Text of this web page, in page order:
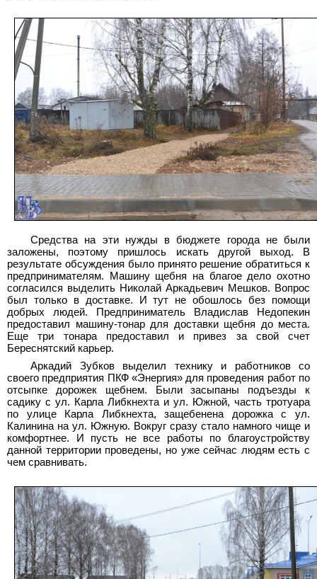
Средства на эти нужды в бюджете города не были
заложены, поэтому пришлось искать другой выход. В
результате обсуждения было принято решение обратиться к
предпринимателям. Машину щебня на благое дело охотно
согласился выделить Николай Аркадьевич Мешков. Вопрос
был только в доставке. И тут не обошлось без помощи
добрых людей. Предприниматель Владислав Недопекин
предоставил машину-тонар для доставки щебня до места.
Еще три тонара предоставил и привез за свой счет
Береснятский карьер.
Аркадий Зубков выделил технику и работников со
своего предприятия ПКФ «Энергия» для проведения работ по
отсыпке дорожек щебнем. Были засыпаны подъезды к
садику с ул. Карла Либкнехта и ул. Южной, часть тротуара
по улице Карла Либкнехта, защебенена дорожка с ул.
Калинина на ул. Южную. Вокруг сразу стало намного чище и
комфортнее. И пусть не все работы по благоустройству
данной территории проведены, но уже сейчас людям есть с
чем сравнивать.